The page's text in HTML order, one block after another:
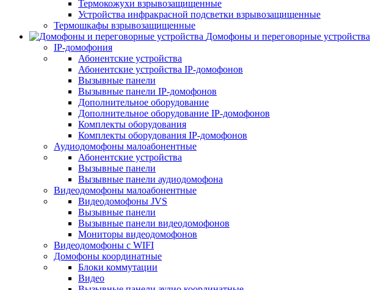
Термокожухи взрывозащищенные
Устройства инфракрасной подсветки взрывозащищенные
Термошкафы взрывозащищенные
Домофоны и переговорные устройства
IP-домофония
Абонентские устройства
Абонентские устройства IP-домофонов
Вызывные панели
Вызывные панели IP-домофонов
Дополнительное оборудование
Дополнительное оборудование IP-домофонов
Комплекты оборудования
Комплекты оборудования IP-домофонов
Аудиодомофоны малоабонентные
Абонентские устройства
Вызывные панели
Вызывные панели аудиодомофона
Видеодомофоны малоабонентные
Видеодомофоны JVS
Вызывные панели
Вызывные панели видеодомофонов
Мониторы видеодомофонов
Видеодомофоны с WIFI
Домофоны координатные
Блоки коммутации
Видео